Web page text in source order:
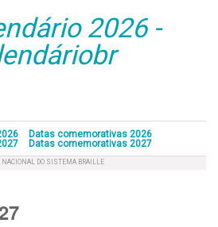
2026 -
Datas comemorativas 2026
Datas comemorativas 2027
NACIONAL DO SISTEMA BRAILLE